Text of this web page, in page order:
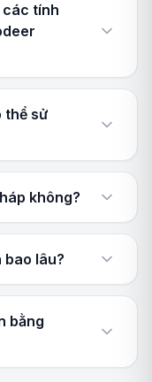
các tính
thể sử
không?
bao lâu?
bằng